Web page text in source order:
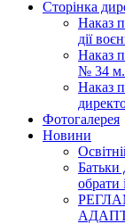
Сторінка
Наказ
дії
Наказ
№ 34
Наказ
Фотогалерея
Новини
обрати